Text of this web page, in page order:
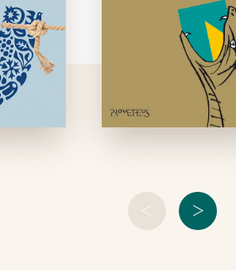
< >
Zo’n
zich
grote
zoals
kloof
rijk en
de
…
Spanjaarden
miljard euro om
Amro uit elkaar
kunnen
Een overmaat
ambitie,
en
had van De bank